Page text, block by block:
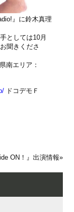
』に鈴木真理
としては10月
聞きくださ
南エリア：
ドコデモＦ
ON！』出演情報»